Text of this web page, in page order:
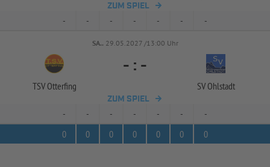
ZUM SPIEL
- - - - - - -
SA.. 29.05.2027 /13:00 Uhr
TSV Otterfing
- : -
SV Ohlstadt
ZUM SPIEL
- - - - - -
-
0
0 0 0 0 0 0